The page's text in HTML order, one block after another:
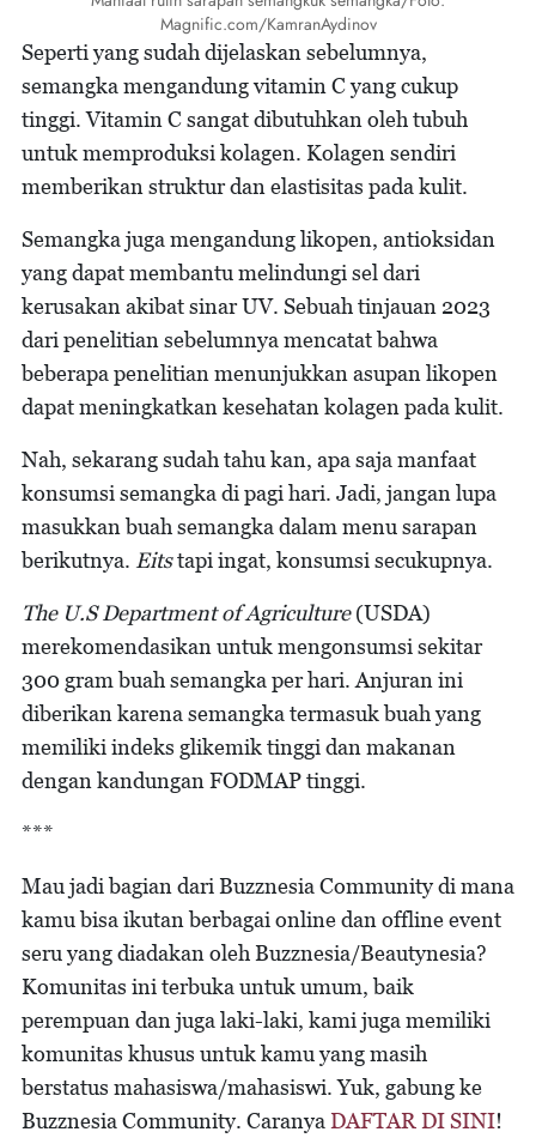
Magnific.com/KamranAydinov
Seperti yang sudah dijelaskan sebelumnya,
semangka mengandung vitamin C yang cukup
tinggi. Vitamin C sangat dibutuhkan oleh tubuh
untuk memproduksi kolagen. Kolagen sendiri
memberikan struktur dan elastisitas pada kulit.
Semangka juga mengandung likopen, antioksidan
yang dapat membantu melindungi sel dari
kerusakan akibat sinar UV. Sebuah tinjauan 2023
dari penelitian sebelumnya mencatat bahwa
beberapa penelitian menunjukkan asupan likopen
dapat meningkatkan kesehatan kolagen pada kulit.
Nah, sekarang sudah tahu kan, apa saja manfaat
konsumsi semangka di pagi hari. Jadi, jangan lupa
masukkan buah semangka dalam menu sarapan
berikutnya. Eitstapi ingat, konsumsi secukupnya.
The U.S Department of Agriculture(USDA)
merekomendasikan untuk mengonsumsi sekitar
300 gram buah semangka per hari. Anjuran ini
diberikan karena semangka termasuk buah yang
memiliki indeks glikemik tinggi dan makanan
dengan kandungan FODMAP tinggi.
***
Mau jadi bagian dari Buzznesia Community di mana
kamu bisa ikutan berbagai online dan offline event
seru yang diadakan oleh Buzznesia/Beautynesia?
Komunitas ini terbuka untuk umum, baik
perempuan dan juga laki-laki, kami juga memiliki
komunitas khusus untuk kamu yang masih
berstatus mahasiswa/mahasiswi. Yuk, gabung ke
Buzznesia Community. CaranyaDAFTAR DI SINI!